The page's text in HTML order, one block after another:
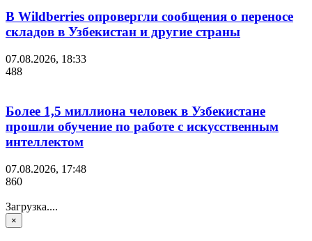
В Wildberries опровергли сообщения о переносе
складов в Узбекистан и другие страны
07.08.2026, 18:33
488
Более 1,5 миллиона человек в Узбекистане
прошли обучение по работе с искусственным
интеллектом
07.08.2026, 17:48
860
Загрузка....
×